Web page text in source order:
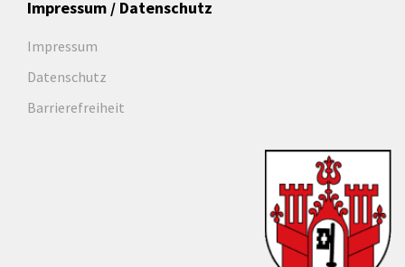
Impressum / Datenschutz
Impressum
Datenschutz
Barrierefreiheit